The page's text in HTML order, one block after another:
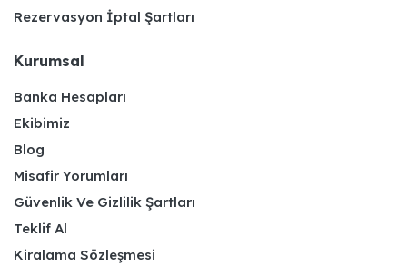
Rezervasyon İptal Şartları
Kurumsal
Banka Hesapları
Ekibimiz
Blog
Misafir Yorumları
Güvenlik Ve Gizlilik Şartları
Teklif Al
Kiralama Sözleşmesi